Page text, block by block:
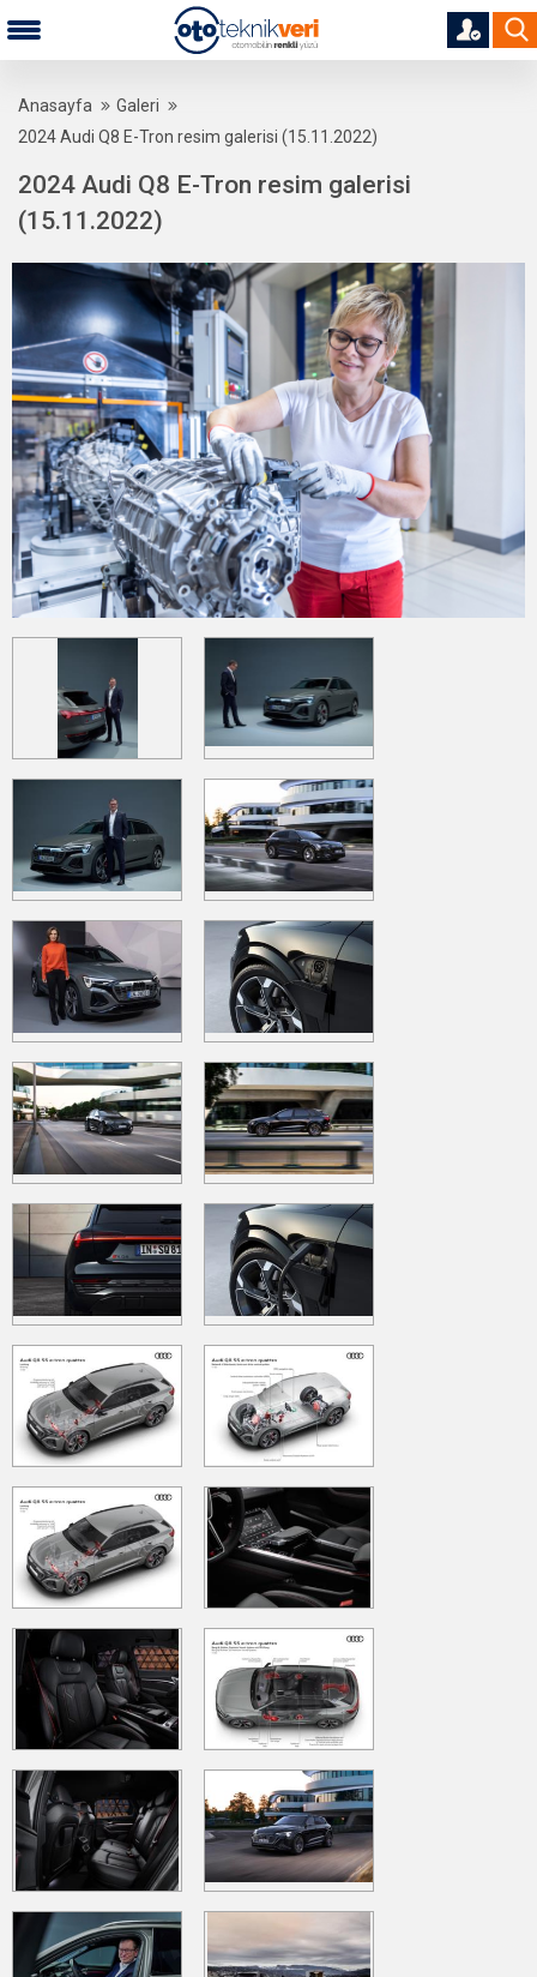
Anasayfa
Galeri
2024 Audi Q8 E-Tron resim galerisi (15.11.2022)
2024 Audi Q8 E-Tron resim galerisi
(15.11.2022)